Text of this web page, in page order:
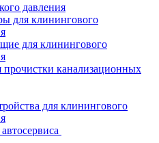
давления
для клинингового
для клинингового
канализационных
для клинингового